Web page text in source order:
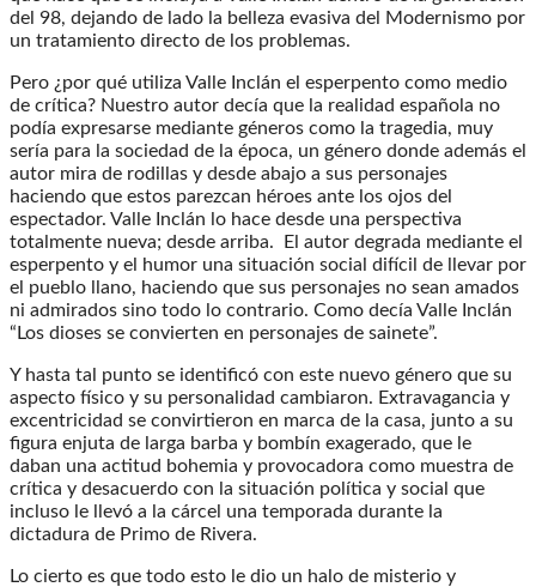
del 98, dejando de lado la belleza evasiva del Modernismo por
un tratamiento directo de los problemas.
Pero ¿por qué utiliza Valle Inclán el esperpento como medio
de crítica? Nuestro autor decía que la realidad española no
podía expresarse mediante géneros como la tragedia, muy
sería para la sociedad de la época, un género donde además el
autor mira de rodillas y desde abajo a sus personajes
haciendo que estos parezcan héroes ante los ojos del
espectador. Valle Inclán lo hace desde una perspectiva
totalmente nueva; desde arriba. El autor degrada mediante el
esperpento y el humor una situación social difícil de llevar por
el pueblo llano, haciendo que sus personajes no sean amados
ni admirados sino todo lo contrario. Como decía Valle Inclán
“Los dioses se convierten en personajes de sainete”.
Y hasta tal punto se identificó con este nuevo género que su
aspecto físico y su personalidad cambiaron. Extravagancia y
excentricidad se convirtieron en marca de la casa, junto a su
figura enjuta de larga barba y bombín exagerado, que le
daban una actitud bohemia y provocadora como muestra de
crítica y desacuerdo con la situación política y social que
incluso le llevó a la cárcel una temporada durante la
dictadura de Primo de Rivera.
Lo cierto es que todo esto le dio un halo de misterio y